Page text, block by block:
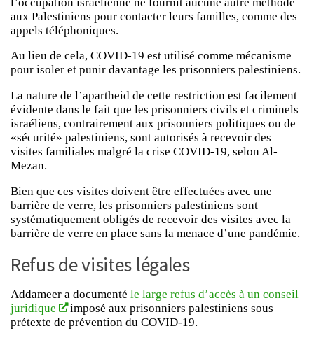
aux Palestiniens pour contacter leurs familles, comme des
appels téléphoniques.
Au lieu de cela, COVID-19 est utilisé comme mécanisme
pour isoler et punir davantage les prisonniers palestiniens.
La nature de l’apartheid de cette restriction est facilement
évidente dans le fait que les prisonniers civils et criminels
israéliens, contrairement aux prisonniers politiques ou de
«sécurité» palestiniens, sont autorisés à recevoir des
visites familiales malgré la crise COVID-19, selon Al-
Mezan.
Bien que ces visites doivent être effectuées avec une
barrière de verre, les prisonniers palestiniens sont
systématiquement obligés de recevoir des visites avec la
barrière de verre en place sans la menace d’une pandémie.
Refus de visites légales
Addameer a documenté le large refus d’accès à un conseil
juridique
imposé aux prisonniers palestiniens sous
prétexte de prévention du COVID-19.